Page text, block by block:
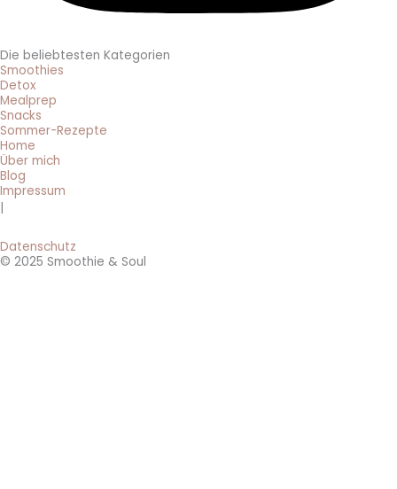
Die beliebtesten Kategorien
Smoothies
Detox
Mealprep
Snacks
Sommer-Rezepte
Home
Über mich
Blog
Impressum
|
Datenschutz
© 2025 Smoothie & Soul